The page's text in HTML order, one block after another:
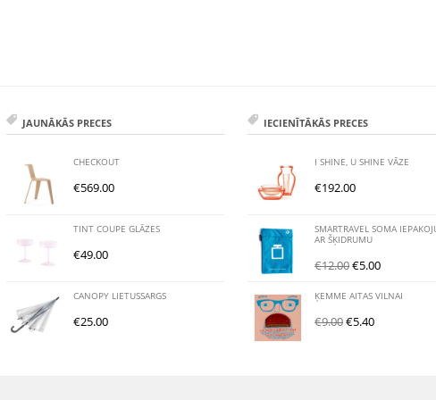
JAUNĀKĀS PRECES
CHECKOUT
€569.00
TINT COUPE GLĀZES
€49.00
CANOPY LIETUSSARGS
€25.00
IECIENĪTĀKĀS PRECES
I SHINE, U SHINE VĀZE
€192.00
SMARTRAVEL SOMA
AR ŠĶIDRUMU
€12.00€5.00
ĶEMME AITAS VILNAI
€9.00€5.40